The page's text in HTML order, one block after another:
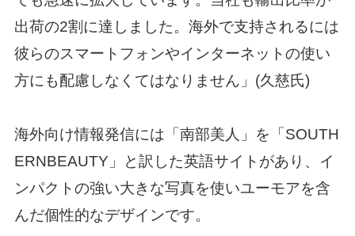
出荷の2割に達しました。海外で支持されるには
彼らのスマートフォンやインターネットの使い
方にも配慮しなくてはなりません」(久慈氏)
海外向け情報発信には「南部美人」を「SOUTH
ERNBEAUTY」と訳した英語サイトがあり、イ
ンパクトの強い大きな写真を使いユーモアを含
んだ個性的なデザインです。